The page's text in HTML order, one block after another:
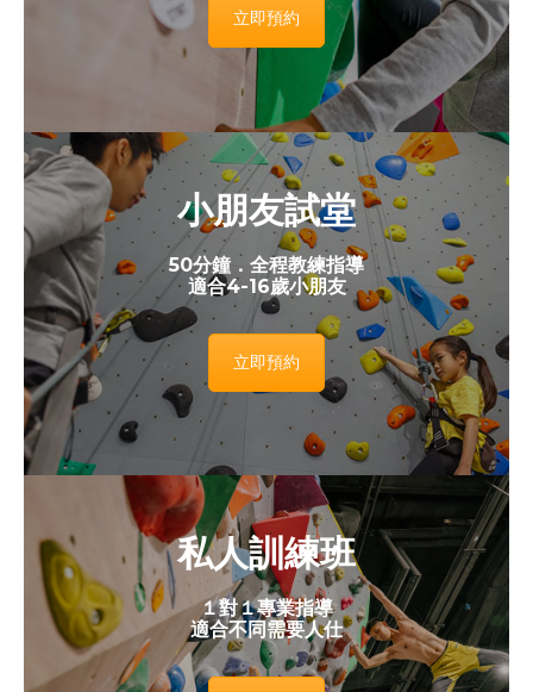
立即預約
小朋友試堂
50分鐘．全程教練指導
適合4-16歲小朋友
立即預約
私人訓練班
１對１專業指導
適合不同需要人仕